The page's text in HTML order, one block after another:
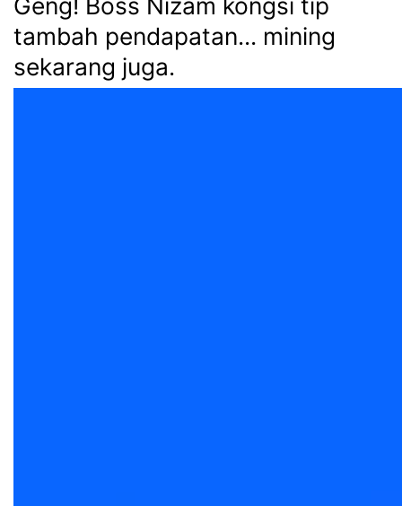
Geng! Boss Nizam kongsi tip
tambah pendapatan... mining
sekarang juga.